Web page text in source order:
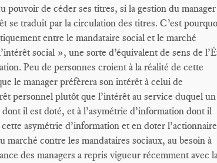
pouvoir de céder ses titres, si la gestion du
se traduit par la circulation des titres. C’est
entre le mandataire social et le marché
social », une sorte d’équivalent de sens de
Peu de personnes croient à la réalité de cette
le manager préfèrera son intérêt à celui de
personnel plutôt que l’intérêt au service duquel un
il est doté, et à l’asymétrie d’information dont il
asymétrie d’information et en doter l’actionnaire
contre les mandataires sociaux, au besoin à
des managers a repris vigueur récemment avec